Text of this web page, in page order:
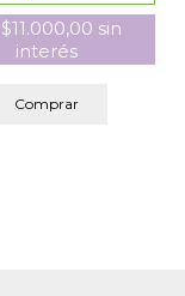
$11.000,00 sin
interés
Comprar